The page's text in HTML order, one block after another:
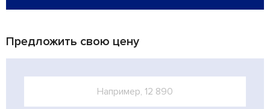
Предложить свою цену